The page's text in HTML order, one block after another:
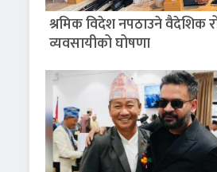
श्रमिक विदेश नपठाउने वैदेशिक
व्यवसायीको घोषणा